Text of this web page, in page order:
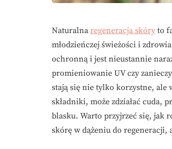
Naturalna regeneracja skóry to
młodzieńczej świeżości i
ochronną i jest nieustannie
promieniowanie UV czy
stają się nie tylko korzystne, ale
składniki, może zdziałać cuda,
blasku. Warto przyjrzeć się, jak
skórę w dążeniu do regeneracji,